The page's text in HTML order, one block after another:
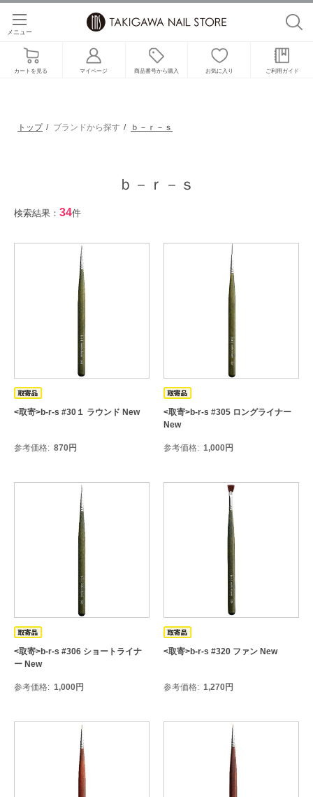
カートを見る マイページ 商品番号から購入 お気に入り ご利用ガイド
メニュー
トップ ブランドから探す ｂ－ｒ－ｓ
ｂ－ｒ－ｓ
検索結果： 34件
<取寄>b-r-s #30１ ラウンド New
参考価格 870円
<取寄>b-r-s #305 ロングライナー
New
参考価格 1,000円
<取寄>b-r-s #306 ショートライナ
ー New
参考価格 1,000円
<取寄>b-r-s #320 ファン New
参考価格 1,270円